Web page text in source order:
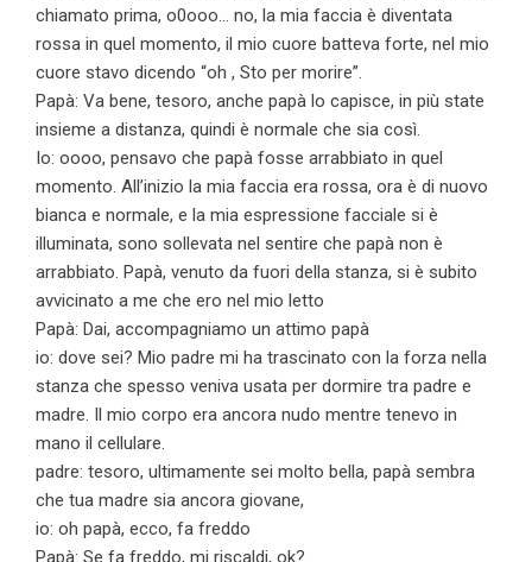
chiamato prima, o0ooo… no, la mia faccia è diventata
rossa in quel momento, il mio cuore batteva forte, nel mio
cuore stavo dicendo “oh , Sto per morire”.
Papà: Va bene, tesoro, anche papà lo capisce, in più state
insieme a distanza, quindi è normale che sia così.
Io: oooo, pensavo che papà fosse arrabbiato in quel
momento. All’inizio la mia faccia era rossa, ora è di nuovo
bianca e normale, e la mia espressione facciale si è
illuminata, sono sollevata nel sentire che papà non è
arrabbiato. Papà, venuto da fuori della stanza, si è subito
avvicinato a me che ero nel mio letto
Papà: Dai, accompagniamo un attimo papà
io: dove sei? Mio padre mi ha trascinato con la forza nella
stanza che spesso veniva usata per dormire tra padre e
madre. Il mio corpo era ancora nudo mentre tenevo in
mano il cellulare.
padre: tesoro, ultimamente sei molto bella, papà sembra
che tua madre sia ancora giovane,
io: oh papà, ecco, fa freddo
Papà: Se fa freddo, mi riscaldi, ok?